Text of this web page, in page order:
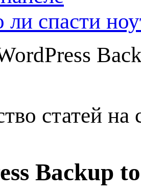
спасти
статей на
Backup